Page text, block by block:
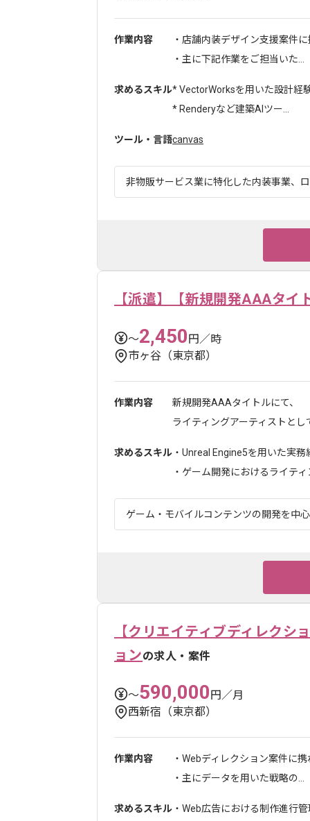
作業内容
・店舗内装デザイン支援案件
・主に下記作業をご担当いた...
求めるスキル* VectorWorksを用いた設計経
* Renderyなど建築AIツー...
ツール・言語canvas
非物販サービス業に特化した内装事業、
【派遣】【新規開発AAAタイ
〜2,450円／時
市ヶ谷（東京都）
作業内容
新規開発AAAタイトルにて、
ライティングアーティストと
求めるスキル ・Unreal Engine5を用いた実務
・ゲーム開発におけるライティ
ゲーム・モバイルコンテンツの開発を中
【クリエイティブディレクシ
ョンの求人・案件
〜590,000円／月
西新宿（東京都）
作業内容
・Webディレクション案件に
・主にデータを用いた戦略の...
求めるスキル ・Web広告における制作進行